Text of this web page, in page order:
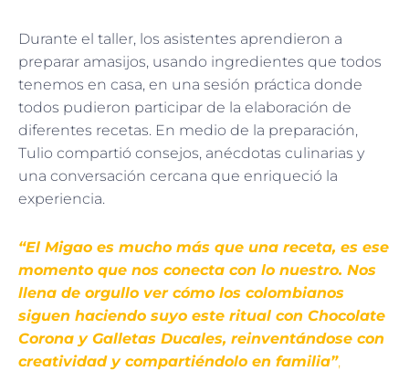
Durante el taller, los asistentes aprendieron a
preparar amasijos, usando ingredientes que todos
tenemos en casa, en una sesión práctica donde
todos pudieron participar de la elaboración de
diferentes recetas. En medio de la preparación,
Tulio compartió consejos, anécdotas culinarias y
una conversación cercana que enriqueció la
experiencia.
“El Migao es mucho más que una receta, es ese
momento que nos conecta con lo nuestro. Nos
llena de orgullo ver cómo los colombianos
siguen haciendo suyo este ritual con Chocolate
Corona y Galletas Ducales, reinventándose con
creatividad y compartiéndolo en familia”,